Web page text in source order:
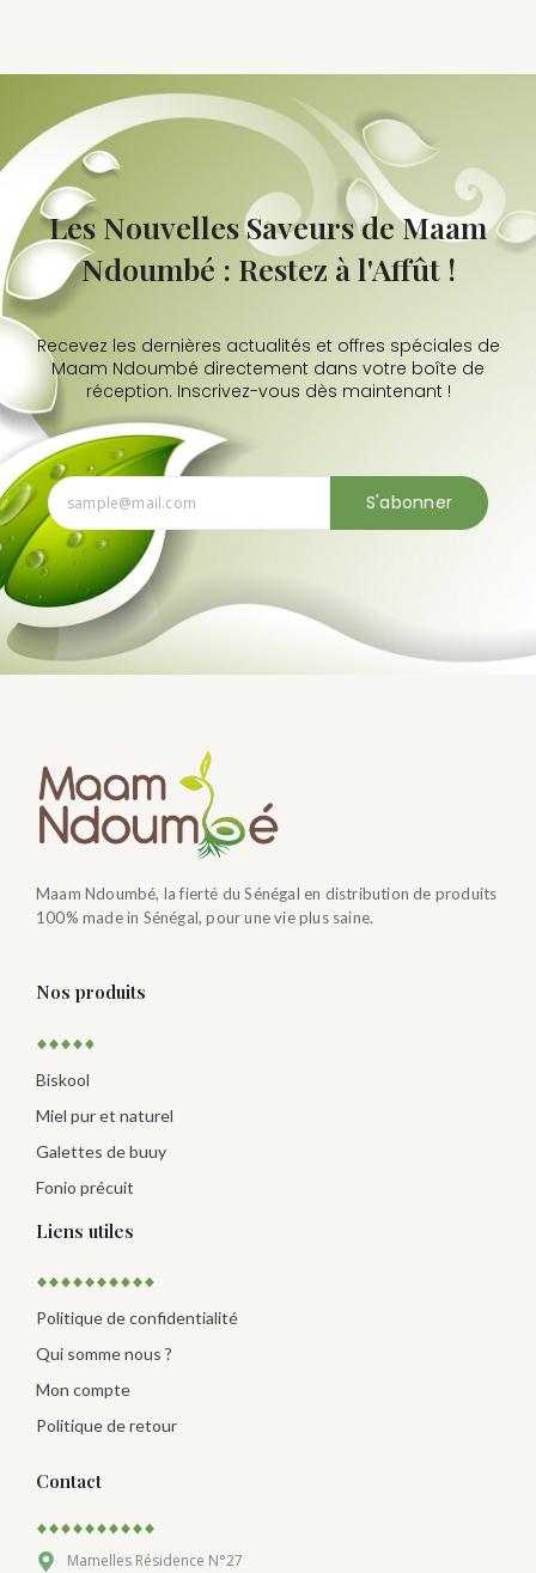
Les Nouvelles Saveurs de Maam
Ndoumbé : Restez à l'Affût !
Recevez les dernières actualités et offres spéciales de
Maam Ndoumbé directement dans votre boîte de
réception. Inscrivez-vous dès maintenant !
S'abonner
Maam Ndoumbé, la fierté du Sénégal en distribution de produits
100% made in Sénégal, pour une vie plus saine.
Nos produits
Biskool
Miel pur et naturel
Galettes de buuy
Fonio précuit
Liens utiles
Politique de confidentialité
Qui somme nous ?
Mon compte
Politique de retour
Contact
Mamelles Résidence N°27